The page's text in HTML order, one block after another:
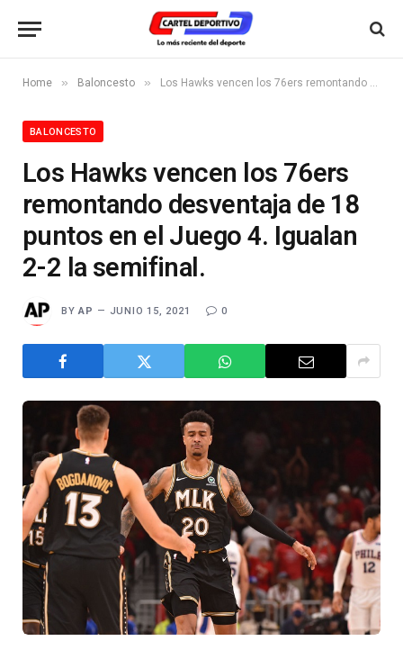
Home » Baloncesto » Los Hawks vencen los 76ers remontando desventaja de 18 puntos en el Juego 4. Igualan 2-2 la semifinal.
BALONCESTO
Los Hawks vencen los 76ers
remontando desventaja de 18
puntos en el Juego 4. Igualan
2-2 la semifinal.
BY AP JUNIO 15, 2021 0